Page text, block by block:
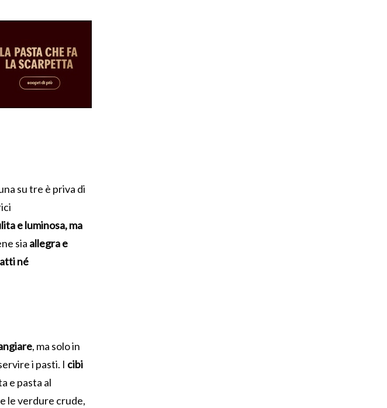
su tre è priva di
e luminosa, ma
sia allegra e
né
, ma solo in
i pasti. I cibi
e pasta al
le verdure crude,